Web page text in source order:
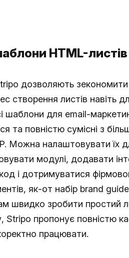
HTML-
дозволяють
створення листів навіть
шаблони для email-
та повністю сумісні з
Можна налаштовувати їх
модулі, додавати
і дотримуватися
як-от набір brand
швидко зробити простий
Stripo пропонує повністю
працювати.